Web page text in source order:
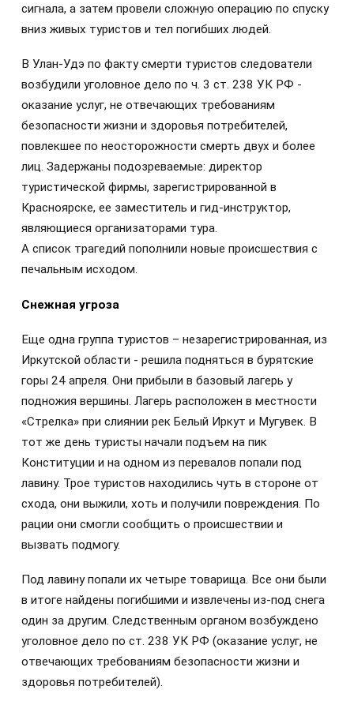
сигнала, а затем провели сложную операцию по спуску
вниз живых туристов и тел погибших людей.
В Улан-Удэ по факту смерти туристов следователи
возбудили уголовное дело по ч. 3 ст. 238 УК РФ -
оказание услуг, не отвечающих требованиям
безопасности жизни и здоровья потребителей,
повлекшее по неосторожности смерть двух и более
лиц. Задержаны подозреваемые: директор
туристической фирмы, зарегистрированной в
Красноярске, ее заместитель и гид-инструктор,
являющиеся организаторами тура.
А список трагедий пополнили новые происшествия с
печальным исходом.
Снежная угроза
Еще одна группа туристов – незарегистрированная, из
Иркутской области - решила подняться в бурятские
горы 24 апреля. Они прибыли в базовый лагерь у
подножия вершины. Лагерь расположен в местности
«Стрелка» при слиянии рек Белый Иркут и Мугувек. В
тот же день туристы начали подъем на пик
Конституции и на одном из перевалов попали под
лавину. Трое туристов находились чуть в стороне от
схода, они выжили, хоть и получили повреждения. По
рации они смогли сообщить о происшествии и
вызвать подмогу.
Под лавину попали их четыре товарища. Все они были
в итоге найдены погибшими и извлечены из-под снега
один за другим. Следственным органом возбуждено
уголовное дело по ст. 238 УК РФ (оказание услуг, не
отвечающих требованиям безопасности жизни и
здоровья потребителей).